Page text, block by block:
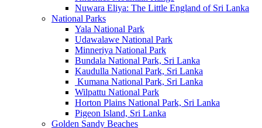
Nuwara Eliya: The Little England of Sri Lanka
National Parks
Yala National Park
Udawalawe National Park
Minneriya National Park
Bundala National Park, Sri Lanka
Kaudulla National Park, Sri Lanka
Kumana National Park, Sri Lanka
Wilpattu National Park
Horton Plains National Park, Sri Lanka
Pigeon Island, Sri Lanka
Golden Sandy Beaches